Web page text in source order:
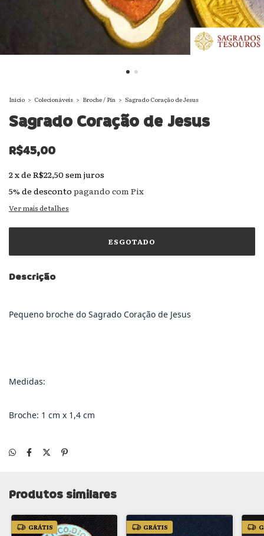
Início > Colecionáveis > Broche / Pin > Sagrado Coração de Jesus
Sagrado Coração de Jesus
R$45,00
2xde R$22,50 sem juros
5% de desconto pagando com Pix
Ver mais detalhes
Descrição
Pequeno broche do Sagrado Coração de Jesus
Medidas:
Broche: 1 cm x 1,4 cm
Produtos similares
GRÁTIS GRÁTIS